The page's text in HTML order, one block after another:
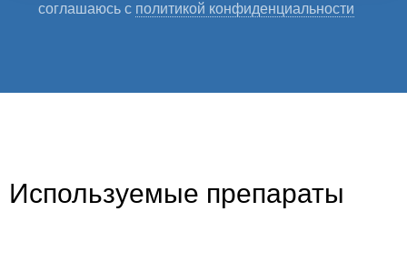
соглашаюсь с политикой конфиденциальности
Используемые препараты